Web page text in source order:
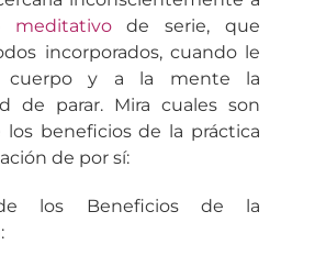
meditativode serie, que
incorporados, cuando le
cuerpo y a la mente la
de parar. Mira cuales son
los beneficios de la práctica
de por sí:
los Beneficios de la